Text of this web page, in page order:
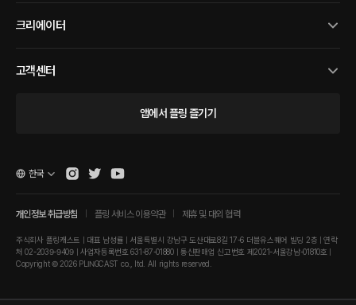
크리에이터
고객센터
앱에서 플링 즐기기
개인정보 취급방침 플링 서비스 이용약관 제휴 및 대외 협력
주식회사 플링캐스트 | 대표 남성률 | 서울특별시 강남구 도산대로8길 17-6 더블유스퀘어 빌딩 2층 | 연락
처 02-2039-9409 | 사업자등록번호 631-87-01880 | 통신판매업 신고번호 제2021-서울강남-01810호 |
Copyright © 2026 PLINGCAST co., ltd. All rights reserved.
한국